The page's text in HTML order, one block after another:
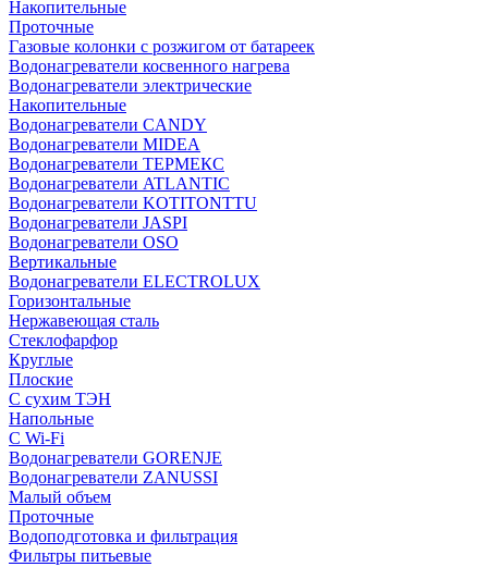
Накопительные
Проточные
Газовые колонки с розжигом от батареек
Водонагреватели косвенного нагрева
Водонагреватели электрические
Накопительные
Водонагреватели CANDY
Водонагреватели MIDEA
Водонагреватели ТЕРМЕКС
Водонагреватели ATLANTIC
Водонагреватели KOTITONTTU
Водонагреватели JASPI
Водонагреватели OSO
Вертикальные
Водонагреватели ELECTROLUX
Горизонтальные
Нержавеющая сталь
Стеклофарфор
Круглые
Плоские
С сухим ТЭН
Напольные
С Wi-Fi
Водонагреватели GORENJE
Водонагреватели ZANUSSI
Малый объем
Проточные
Водоподготовка и фильтрация
Фильтры питьевые